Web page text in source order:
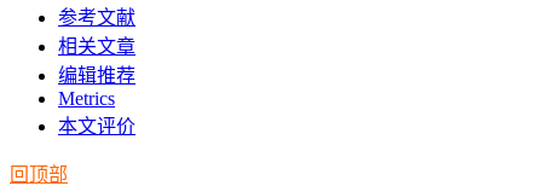
参考文献
相关文章
编辑推荐
Metrics
本文评价
回顶部